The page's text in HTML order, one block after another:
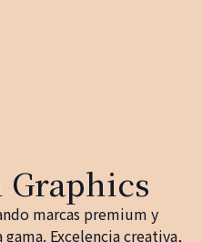
marcas premium y
Excelencia creativa,